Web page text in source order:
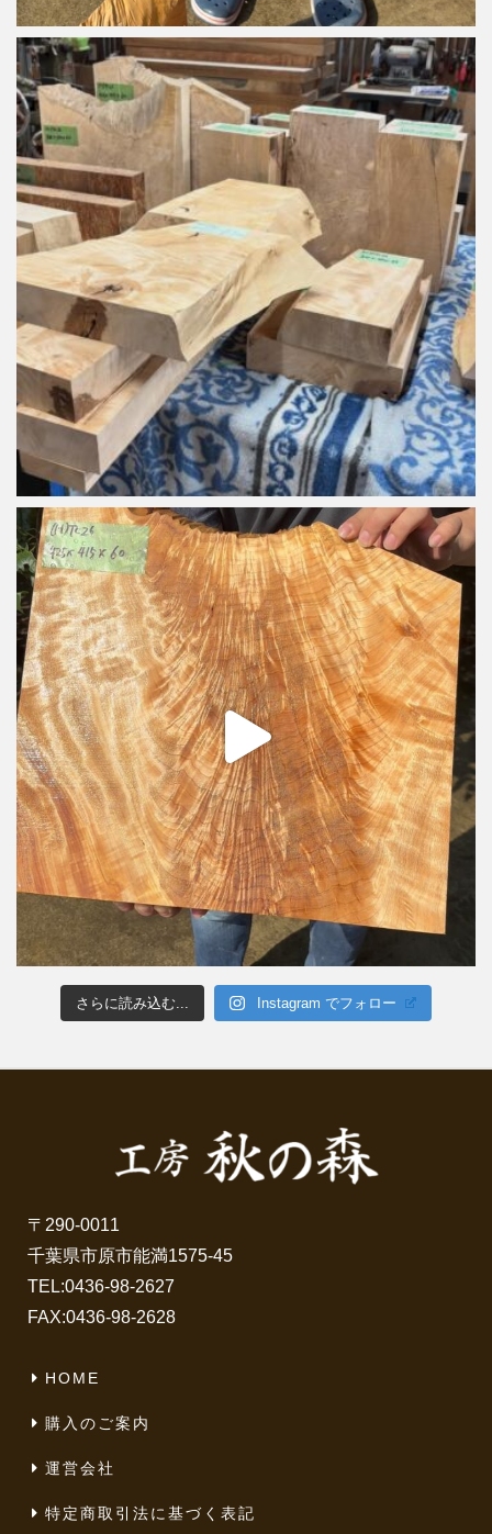
さらに読み込む... Instagram でフォロー
〒290-0011
千葉県市原市能満1575-45
TEL:0436-98-2627
FAX:0436-98-2628
HOME
購入のご案内
運営会社
特定商取引法に基づく表記